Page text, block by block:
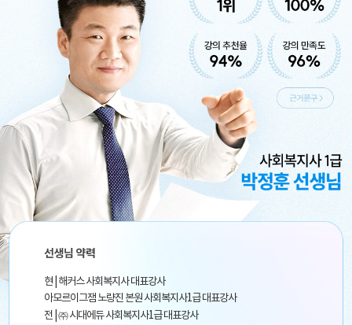
현 | 해커스 사회복지사 대표강사
아모르이그잼 노량진 본원 사회복지사1급 대표강사
전 | ㈜ 시대에듀 사회복지사1급 대표강사